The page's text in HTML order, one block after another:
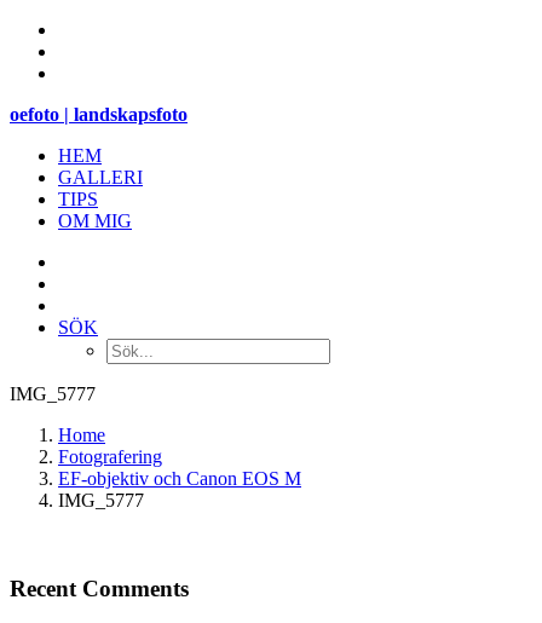
oefoto | landskapsfoto
HEM
GALLERI
TIPS
OM MIG
SÖK
IMG_5777
Home
Fotografering
EF-objektiv och Canon EOS M
IMG_5777
Recent Comments